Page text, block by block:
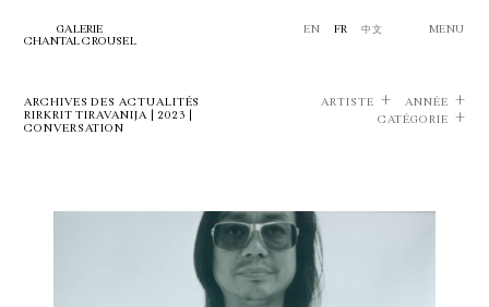
GALERIE
CHANTAL CROUSEL
EN FR 中文 MENU
ARCHIVES DES ACTUALITÉS
RIRKRIT TIRAVANIJA | 2023 |
CONVERSATION
ARTISTE
ANNÉE
CATÉGORIE